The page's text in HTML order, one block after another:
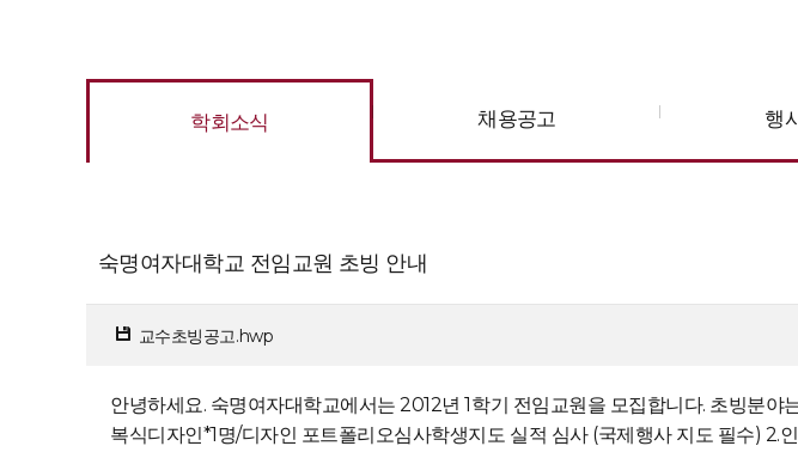
학회소식 채용공고 행
숙명여자대학교 전임교원 초빙 안내
교수초빙공고.hwp
안녕하세요. 숙명여자대학교에서는 2012년 1학기 전임교원을 모집합니다. 초빙분
복식디자인*1명/디자인 포트폴리오심사학생지도 실적 심사 (국제행사 지도 필수) 2.